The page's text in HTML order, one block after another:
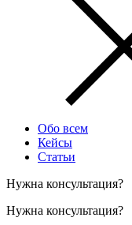
Обо всем
Кейсы
Статьи
Нужна консультация?
Нужна консультация?